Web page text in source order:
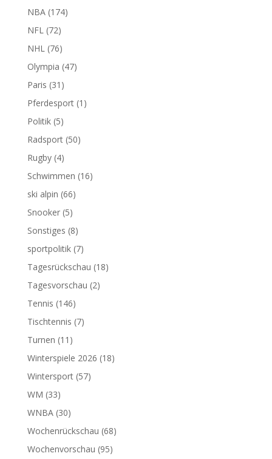
NBA(174)
NFL(72)
NHL(76)
Olympia (47)
Paris (31)
Pferdesport(1)
Politik(5)
Radsport(50)
Rugby(4)
Schwimmen (16)
ski alpin (66)
Snooker(5)
Sonstiges (8)
sportpolitik(7)
Tagesrückschau (18)
Tagesvorschau (2)
Tennis (146)
Tischtennis (7)
Turnen (11)
Winterspiele 2026 (18)
Wintersport(57)
WM (33)
WNBA(30)
Wochenrückschau (68)
Wochenvorschau (95)